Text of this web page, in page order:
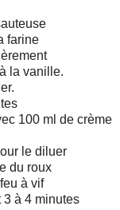
farine
la vanille.
100 ml de crème
le diluer
du roux
à vif
à 4 minutes